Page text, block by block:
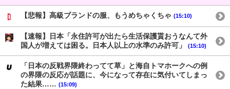
【悲報】高級ブランドの服、もうめちゃくちゃ (15:10)
【速報】日本「永住許可が出たら生活保護貰おうなんて外
国人が増えては困る。日本人以上の水準のみ許可」
(15:10)
「日本の反戦界隈終わってて草」と海自トマホークへの例
の界隈の反応が話題に、今になって存在に気付いてしまっ
た結果…… (15:09)